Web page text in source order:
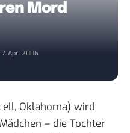
Mord
Apr. 2006
Oklahoma) wird
– die Tochter